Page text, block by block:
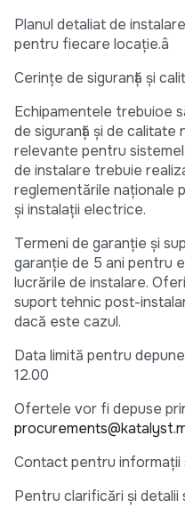
Planul detaliat de
pentru fiecare locație.â
Cerințe de siguranță și
Echipamentele trebuioe
de siguranță și de
relevante pentru
de instalare trebuie
reglementările naționale
și instalații electrice.
Termeni de garanție și
garanție de 5 ani pentru
lucrările de instalare.
suport tehnic post-
dacă este cazul.
Data limită pentru
12.00
Ofertele vor fi depuse
Contact pentru informații
Pentru clarificări și detalii